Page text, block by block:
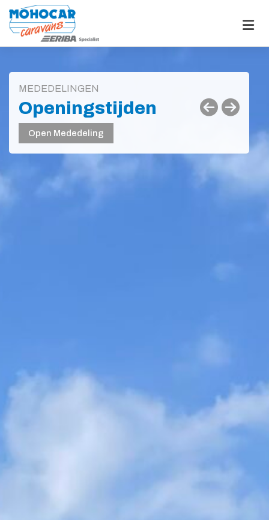
Ga
naar
content
MEDEDELINGEN
Openingstijden
Open Mededeling